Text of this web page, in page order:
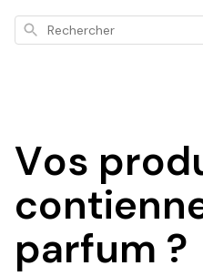
Rechercher
Vos
parfum ?